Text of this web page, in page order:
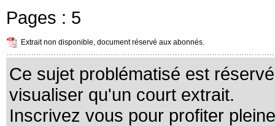
Pages : 5
Extrait non disponible, document réservé aux abonnés.
Ce sujet problématisé est
visualiser qu'un court extrait.
Inscrivez vous pour profiter